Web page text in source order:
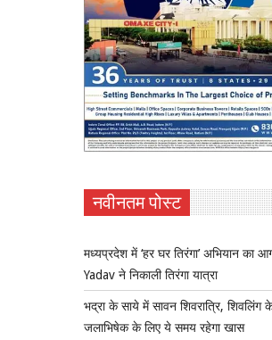
नवीनतम पोस्ट
मध्यप्रदेश में ‘हर घर तिरंगा’ अभियान का
Yadav ने निकाली तिरंगा यात्रा
भद्रा के साये में सावन शिवरात्रि, शिवलिंग
जलाभिषेक के लिए ये समय रहेगा खास